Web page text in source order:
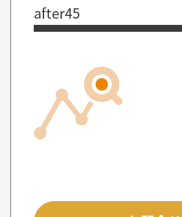
after45